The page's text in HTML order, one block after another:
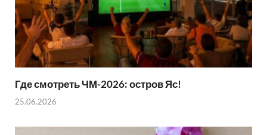
Где смотреть ЧМ-2026: остров Яс!
25.06.2026